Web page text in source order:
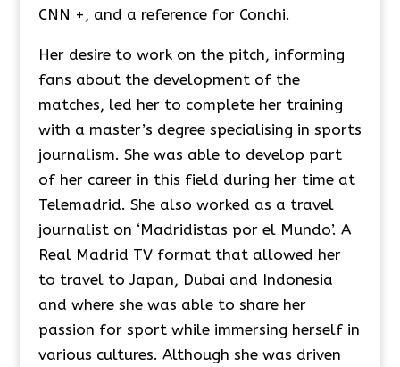
CNN +, and a reference for Conchi.
Her desire to work on the pitch, informing
fans about the development of the
matches, led her to complete her training
with a master’s degree specialising in sports
journalism. She was able to develop part
of her career in this field during her time at
Telemadrid. She also worked as a travel
journalist on ‘Madridistas por el Mundo’. A
Real Madrid TV format that allowed her
to travel to Japan, Dubai and Indonesia
and where she was able to share her
passion for sport while immersing herself in
various cultures. Although she was driven